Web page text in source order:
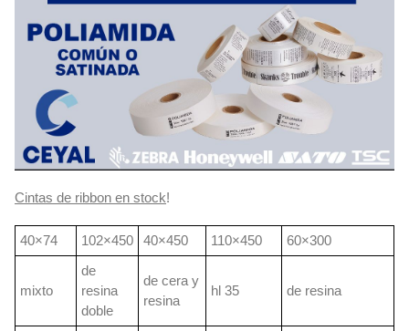
Cintas de ribbon en stock!
40×74 102×450 40×450 110×450 60×300
mixto
de
resina
doble
de cera y
resina
hl 35 de resina